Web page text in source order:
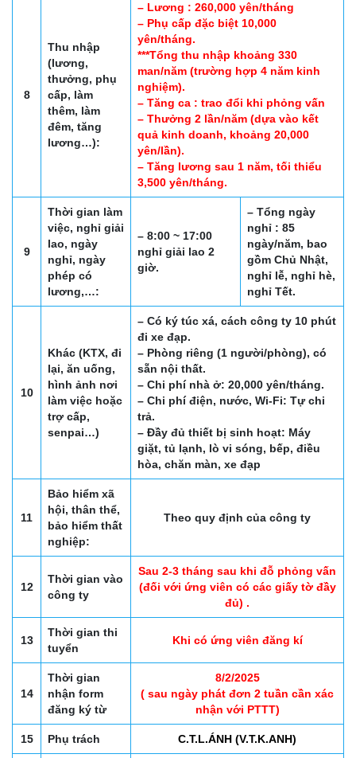
8
Thu nhập
(lương,
thưởng, phụ
cấp, làm
thêm, làm
đêm, tăng
lương…):
– Lương : 260,000 yên/tháng
– Phụ cấp đặc biệt 10,000
yên/tháng.
***Tổng thu nhập khoảng 330
man/năm (trường hợp 4 năm kinh
nghiệm).
– Tăng ca : trao đổi khi phỏng vấn
– Thưởng 2 lần/năm (dựa vào kết
quả kinh doanh, khoảng 20,000
yên/lần).
– Tăng lương sau 1 năm, tối thiểu
3,500 yên/tháng.
9
Thời gian làm
việc, nghỉ giải
lao, ngày
nghỉ, ngày
phép có
lương,…:
– 8:00 ~ 17:00
nghỉ giải lao 2
giờ.
– Tổng ngày
nghỉ : 85
ngày/năm, bao
gồm Chủ Nhật,
nghỉ lễ, nghỉ hè,
nghỉ Tết.
10
Khác (KTX, đi
lại, ăn uống,
hình ảnh nơi
làm việc hoặc
trợ cấp,
senpai…)
– Có ký túc xá, cách công ty 10 phút
đi xe đạp.
– Phòng riêng (1 người/phòng), có
sẵn nội thất.
– Chi phí nhà ở: 20,000 yên/tháng.
– Chi phí điện, nước, Wi-Fi: Tự chi
trả.
– Đầy đủ thiết bị sinh hoạt: Máy
giặt, tủ lạnh, lò vi sóng, bếp, điều
hòa, chăn màn, xe đạp
11
Bảo hiểm xã
hội, thân thể,
bảo hiểm thất
nghiệp:
Theo quy định của công ty
12
Thời gian vào
công ty
Sau 2-3 tháng sau khi đỗ phỏng vấn
(đối với ứng viên có các giấy tờ đầy
đủ) .
13
Thời gian thi
tuyển
Khi có ứng viên đăng kí
14
Thời gian
nhận form
đăng ký từ
8/2/2025
( sau ngày phát đơn 2 tuần cần xác
nhận với PTTT)
15 Phụ trách C.T.L.ÁNH (V.T.K.ANH)